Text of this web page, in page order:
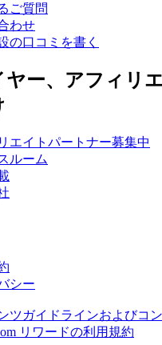
ご質問
わせ
の口コミを書く
ヤー、アフィリ
エイトパートナー募集中
ルーム
シー
ツガイドラインおよびコ
リワードの利用規約